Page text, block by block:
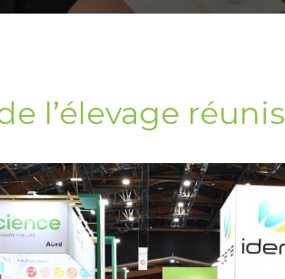
l’élevage réunis